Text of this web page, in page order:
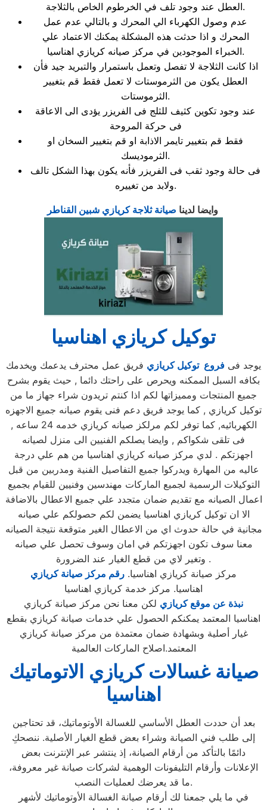
العطل عند وجود تلف في الخرطوم الخاص بالثلاجة.
عدم وصول الكهرباء الي المحرك و بالتالي عدم عمل
المحرك و اذا حدثت هذه المشكلة يمكنك الاعتماد علي
الخبراء الموجودين في مركز صيانه كريازي اهناسيا.
اذا كانت الثلاجة لا تفصل وتعمل باستمرار والتبريد جيد فأن
العطل يكون من الثرموستات لا تعمل فقط قم بتغيير
الثرموستات.
عند وجود تكوين كثيف للثلج فى الفريزر يؤدى الى الاعاقة
فى حركة المروحة
فقط قم بتغيير تايمر الاذابة او قم بتغيير السخان او
الثرموديسك.
فى حالة وجود ثقب فى الفريزر فأنه يكون بهذا الشكل تالف
ولابد من تغييره.
وايضا لديناصيانة ثلاجة كريازي شبين القناطر
توكيل كريازي اهناسيا
يوجد فى فروع توكيل كريازي فريق عمل محترف يدعمك ويخدمك
بكافه السبل الممكنه ويحرص على راحتك دائما , حيث يقوم بشرح
جميع المنتجات ومميزاتها لكم اذا كنتم تريدون شراء جهاز ما من
توكيل كريازي , كما يوجد فريق دعم فنى يقوم صيانه جميع الاجهزه
الكهربائيه, كما توفر لكم مرلكز صيانه كريازي خدمه 24 ساعه ,
فى تلقى شكواكم , وايضا يصلكم الفنيين الى منزل لصيانه
اجهزتكم . لدي مركز صيانه كريازي اهناسيا من هم علي درجة
عاليه من المهارة ويدركوا جميع التفاصيل الفنية ومدربين من قبل
التوكيلات الرسمية لجميع الماركات مهندسين وفنيين للقيام بجميع
اعمال الصيانه مع تقديم ضمان متجدد علي جميع الاعطال بالاضافة
الا ان توكيل كريازي اهناسيا يضمن لكم حصولكم علي صيانه
مجانية في حالة حدوث اي من الاعطال الغير متوقعة نتيجة الصيانه
معنا سوف تكون اجهزتكم في امان وسوف تحصل علي صيانه
وتغير لاي من قطع الغيار عند الضرورة .
مركز صيانة كريازي اهناسيا. رقم مركز صيانة كريازي
اهناسيا. مركز خدمة كريازي اهناسيا
نبذة عن موقع كريازي لكن معنا نحن مركز صيانة كريازي
اهناسيا المعتمد يمكنكم الحصول علي خدمات صيانة كريازي بقطع
غيار أصلية وبشهادة ضمان معتمدة من مركز صيانة كريازي
المعتمد.اصلاح الماركات العالمية
صيانة غسالات كريازي الاتوماتيك
اهناسيا
بعد أن حددت العطل الأساسي للغسالة الأوتوماتيك، قد تحتاجين
إلى طلب فني الصيانة وشراء بعض قطع الغيار الأصلية. ننصحكِ
دائمًا بالتأكد من أرقام الصيانة، إذ ينتشر عبر الإنترنت بعض
الإعلانات وأرقام التليفونات الوهمية لشركات صيانة غير معروفة،
ما قد يعرضك لعمليات النصب.
في ما يلي جمعنا لك أرقام صيانة الغسالة الأوتوماتيك لأشهر